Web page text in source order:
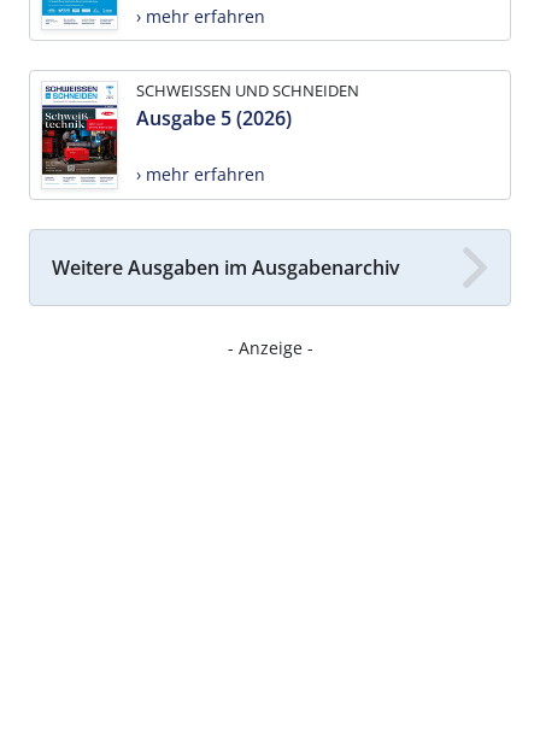
› mehr erfahren
SCHWEISSEN UND SCHNEIDEN
Ausgabe 5 (2026)
› mehr erfahren
Weitere Ausgaben im Ausgabenarchiv
- Anzeige -